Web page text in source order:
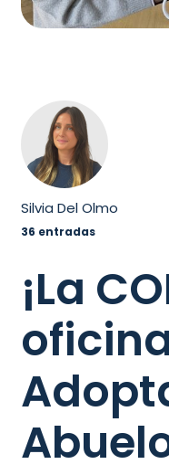
Silvia Del Olmo
36 entradas
¡La